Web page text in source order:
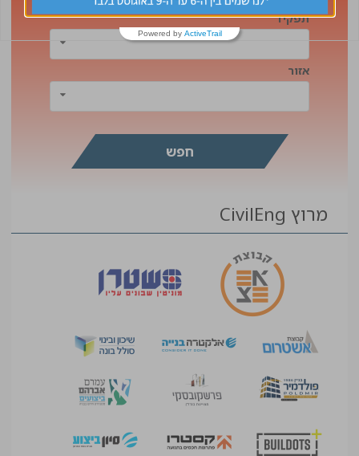
תפקיד
אזור
מרוץ CivilEng
Powered by ActiveTrail